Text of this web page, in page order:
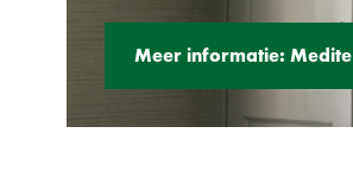
Meer informatie: Medite